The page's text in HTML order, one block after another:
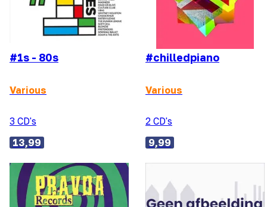
#1s - 80s
Various
3 CD's
13,99
#chilledpiano
Various
2 CD's
9,99